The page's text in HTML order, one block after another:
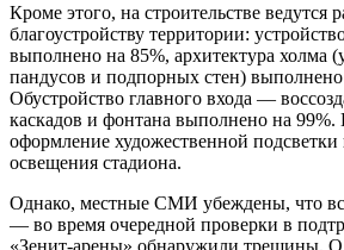
Кроме этого, на строительстве ведутся
благоустройству территории:
выполнено на 85%, архитектура холма
пандусов и подпорных стен)
Обустройство главного входа —
каскадов и фонтана выполнено на 99%.
оформление художественной
освещения стадиона.
Однако, местные СМИ убеждены, что
— во время очередной проверки в
«Зенит-арены» обнаружили трещины. О